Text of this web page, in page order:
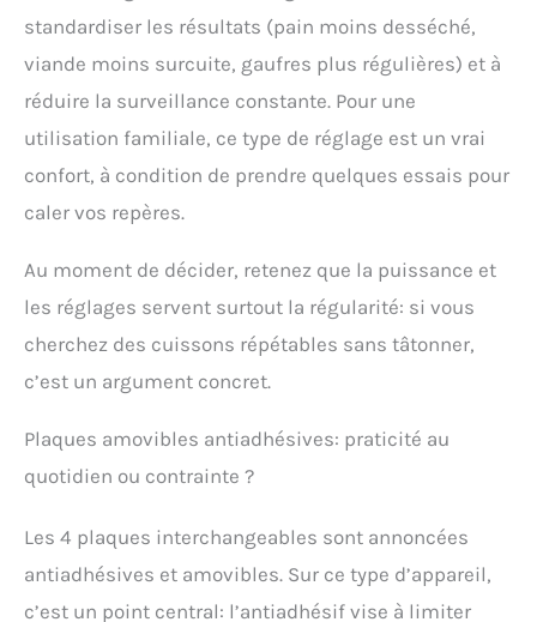
panini. ✔[Design
de la appareil a panini
est fabriquée en alliage
qualité non conducteur
de chaleur, ce qui donne
de graisse s'adapte
juste en dessous de la
surface de cuisson, ce
qui dirige les gouttes
dans le collecteur
jus avant qu'ils ne se
répandent. ③La taille
permet de la ranger
facilement (33P x 35L x
17H CM).
standardiser les résultats (pain moins desséché,
viande moins surcuite, gaufres plus régulières) et à
réduire la surveillance constante. Pour une
utilisation familiale, ce type de réglage est un vrai
confort, à condition de prendre quelques essais pour
caler vos repères.
Au moment de décider, retenez que la puissance et
les réglages servent surtout la régularité: si vous
cherchez des cuissons répétables sans tâtonner,
c’est un argument concret.
Plaques amovibles antiadhésives: praticité au
quotidien ou contrainte ?
Les 4 plaques interchangeables sont annoncées
antiadhésives et amovibles. Sur ce type d’appareil,
c’est un point central: l’antiadhésif vise à limiter